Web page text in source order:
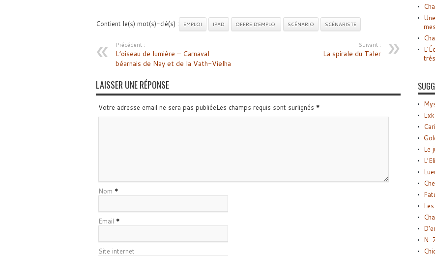
Contient le(s) mot(s)-clé(s) : EMPLOI IPAD OFFRE D'EMPLOI SCÉNARIO SCÉNARISTE
Précédent :
L’oiseau de lumière – Carnaval
béarnais de Nay et de la Vath-Vielha
Suivant :
La spirale du Taler
LAISSER UNE RÉPONSE
Votre adresse email ne sera pas publiéeLes champs requis sont surlignés *
Nom *
Email *
Site internet
Le
N-